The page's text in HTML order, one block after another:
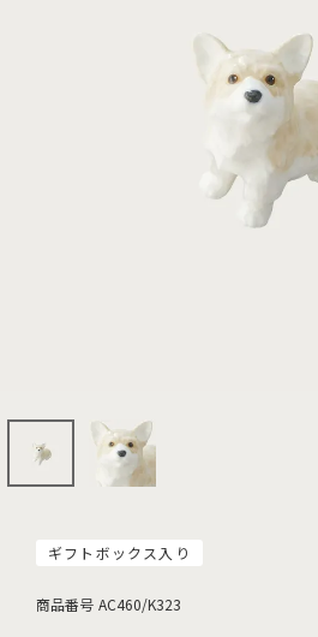
ギフトボックス入り
商品番号 AC460/K323